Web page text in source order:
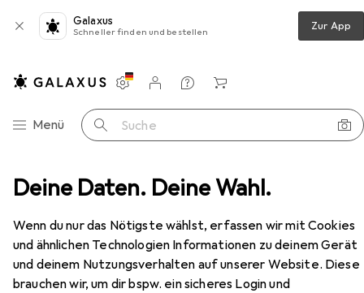
Deine Daten. Deine Wahl.
Wenn du nur das Nötigste wählst, erfassen wir mit Cookies
und ähnlichen Technologien Informationen zu deinem Gerät
und deinem Nutzungsverhalten auf unserer Website. Diese
brauchen wir, um dir bspw. ein sicheres Login und
Galaxus
Schneller finden und bestellen Zur App
Navigation nach Kategorien
Menü Suche
Einstellungen
Kundenkonto
Vergleichslisten
Merklisten
Warenkorb
EPEE Spinball Ball Blue fun with a yellow meteor
EUR
16,09
EPEE Spinball Ball Blue fun with a
yellow meteor